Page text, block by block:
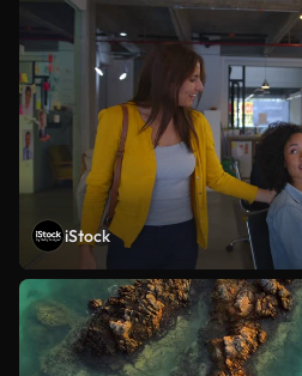
iStock